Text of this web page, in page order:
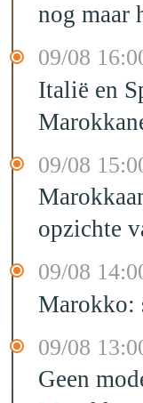
nog maar
09/08
Italië en
09/08
opzichte
09/08
Marokko:
09/08
Geen